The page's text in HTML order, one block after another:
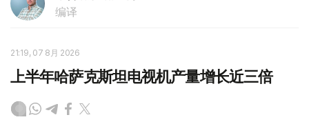
编译
21:19, 07 8月 2026
上半年哈萨克斯坦电视机产量增长近三倍